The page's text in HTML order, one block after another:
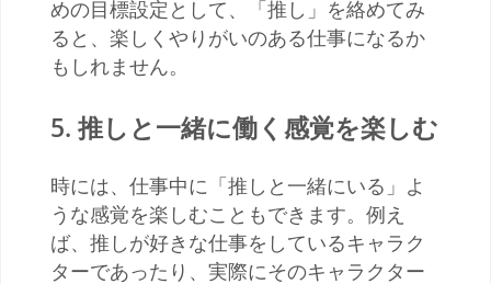
めの目標設定として、「推し」を絡めてみ
ると、楽しくやりがいのある仕事になるか
もしれません。
5. 推しと一緒に働く感覚を楽しむ
時には、仕事中に「推しと一緒にいる」よ
うな感覚を楽しむこともできます。例え
ば、推しが好きな仕事をしているキャラク
ターであったり、実際にそのキャラクター